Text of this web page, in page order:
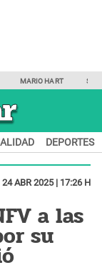
MARIO HART
DEPORTES
24 ABR 2025 | 17:26 H
a las
su